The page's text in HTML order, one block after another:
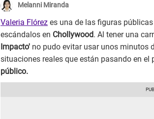
Melanni Miranda
Valeria Flórez es una de las figuras
escándalos en Chollywood. Al tener una
Impacto' no pudo evitar usar unos minutos
situaciones reales que están pasando en el
público.